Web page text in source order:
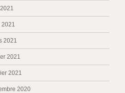
2021
2021
2021
2021
2020